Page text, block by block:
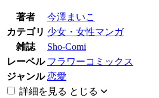
著者
今澤まいこ
カテゴリ 少女・女性マンガ
雑誌
Sho-Comi
レーベル フラワーコミックス
ジャンル 恋愛
詳細を見る とじる